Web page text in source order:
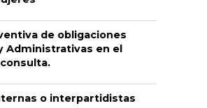
de obligaciones
Administrativas en el
o interpartidistas